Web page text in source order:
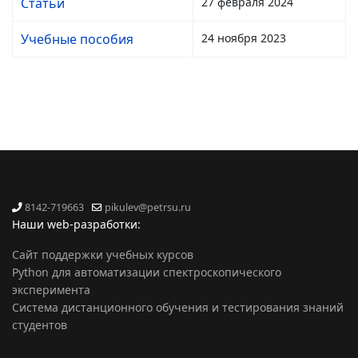
Учебные пособия 24 ноября 2023
8142-719663 pikulev@petrsu.ru
Наши web-разработки:
Сайт поддержки учебных курсов
Python для автоматизации спектроскопического
эксперимента
Система дистанционного обучения и тестирования знаний
студентов